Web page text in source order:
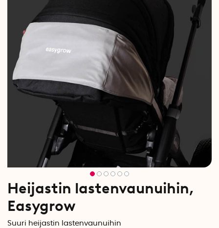
Heijastin lastenvaunuihin,
Easygrow
Suuri heijastin lastenvaunuihin